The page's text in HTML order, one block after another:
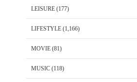
LEISURE (177)
LIFESTYLE (1,166)
MOVIE (81)
MUSIC (118)